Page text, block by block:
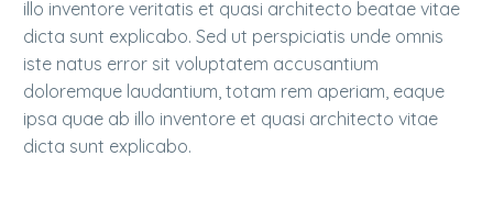
illo inventore veritatis et quasi architecto beatae vitae
dicta sunt explicabo. Sed ut perspiciatis unde omnis
iste natus error sit voluptatem accusantium
doloremque laudantium, totam rem aperiam, eaque
ipsa quae ab illo inventore et quasi architecto vitae
dicta sunt explicabo.